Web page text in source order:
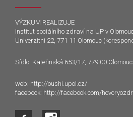
VÝZKUM REALIZUJE
Institut sociálního zdraví na UP v
Univerzitní 22, 771 11 Olomouc
Sídlo: Kateřinská 653/17, 779 00 Olomouc
web: http://oushi.upol.cz/
facebook: http://facebook.com/